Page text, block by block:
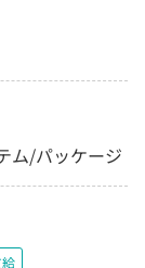
ム/パッケージ